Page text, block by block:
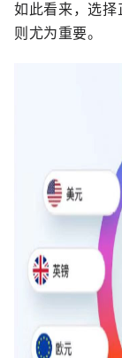
如此看来，选择
则尤为重要。